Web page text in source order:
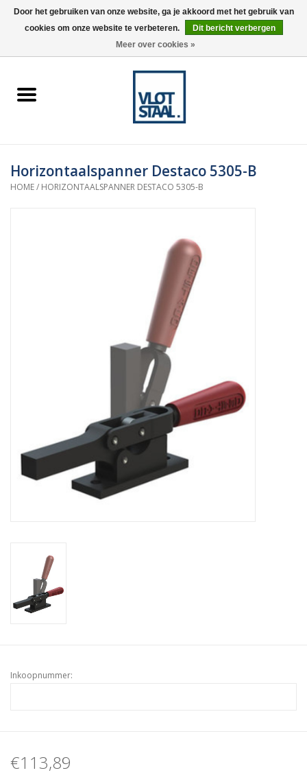
0 Artikelen - €0,00
spanners
Horizontaalspanner Destaco 5305-B
HOME/ HORIZONTAALSPANNER DESTACO 5305-B
Inkoopnummer:
€113,89
Door het gebruiken van onze website, ga je akkoord met het gebruik van
cookies om onze website te verbeteren.
Dit bericht verbergen
Meer over cookies »